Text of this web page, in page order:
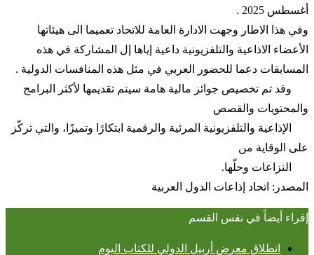
أغسطس 2025 .
وفي هذا الاطار وجهت الادارة العامة للاتحاد تعميما الى هيئاتها
الأعضاء الاذاعية والتلفزيونية داعية إياها إل المشاركة في هذه
المسابقات دعما للحضور العربي في مثل هذه المنافسات الدولية .
وقد تم تخصيص جوائز مالية هامة سيتم تقديمها لأكثر البرامج
والمحتويات والقصص
الإذاعية والتلفزيونية المرئية والرقمية ابتكارًا وتميزًا، والتي تركّز
على الوقاية من
النزاعات وحلّها.
المصدر: اتحاد إذاعات الدول العربية
إقراء أيضاً في نفس القسم
انطلاق معرض أربيل الدولي للكتاب اليوم